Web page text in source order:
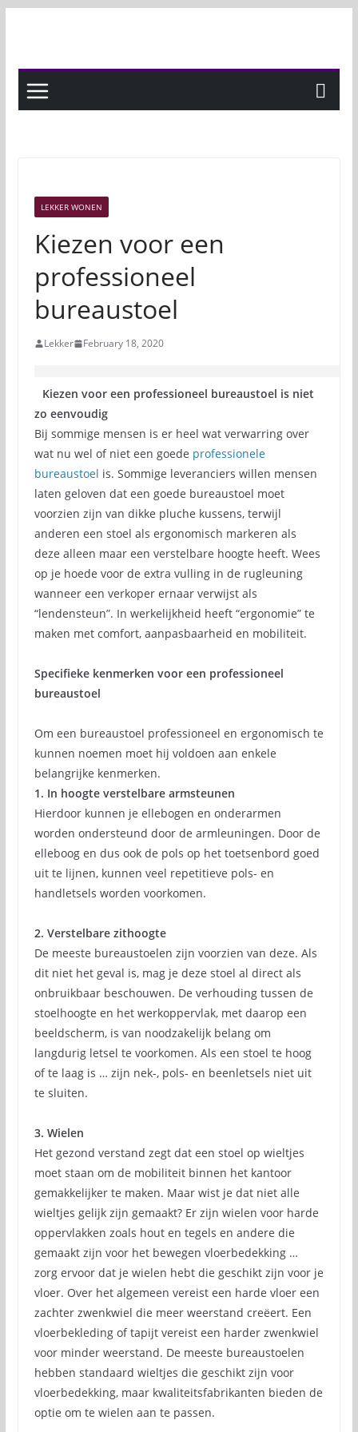
LEKKER WONEN
Kiezen voor een
professioneel
bureaustoel
Lekker February 18, 2020
Kiezen voor een professioneel bureaustoel is niet
zo eenvoudig
Bij sommige mensen is er heel wat verwarring over
wat nu wel of niet een goede professionele
bureaustoel is. Sommige leveranciers willen mensen
laten geloven dat een goede bureaustoel moet
voorzien zijn van dikke pluche kussens, terwijl
anderen een stoel als ergonomisch markeren als
deze alleen maar een verstelbare hoogte heeft. Wees
op je hoede voor de extra vulling in de rugleuning
wanneer een verkoper ernaar verwijst als
“lendensteun”. In werkelijkheid heeft “ergonomie” te
maken met comfort, aanpasbaarheid en mobiliteit.
Specifieke kenmerken voor een professioneel
bureaustoel
Om een bureaustoel professioneel en ergonomisch te
kunnen noemen moet hij voldoen aan enkele
belangrijke kenmerken.
1. In hoogte verstelbare armsteunen
Hierdoor kunnen je ellebogen en onderarmen
worden ondersteund door de armleuningen. Door de
elleboog en dus ook de pols op het toetsenbord goed
uit te lijnen, kunnen veel repetitieve pols- en
handletsels worden voorkomen.
2. Verstelbare zithoogte
De meeste bureaustoelen zijn voorzien van deze. Als
dit niet het geval is, mag je deze stoel al direct als
onbruikbaar beschouwen. De verhouding tussen de
stoelhoogte en het werkoppervlak, met daarop een
beeldscherm, is van noodzakelijk belang om
langdurig letsel te voorkomen. Als een stoel te hoog
of te laag is … zijn nek-, pols- en beenletsels niet uit
te sluiten.
3. Wielen
Het gezond verstand zegt dat een stoel op wieltjes
moet staan ​​om de mobiliteit binnen het kantoor
gemakkelijker te maken. Maar wist je dat niet alle
wieltjes gelijk zijn gemaakt? Er zijn wielen voor harde
oppervlakken zoals hout en tegels en andere die
gemaakt zijn voor het bewegen vloerbedekking …
zorg ervoor dat je wielen hebt die geschikt zijn voor je
vloer. Over het algemeen vereist een harde vloer een
zachter zwenkwiel die meer weerstand creëert. Een
vloerbekleding of tapijt vereist een harder zwenkwiel
voor minder weerstand. De meeste bureaustoelen
hebben standaard wieltjes die geschikt zijn voor
vloerbedekking, maar kwaliteitsfabrikanten bieden de
optie om te wielen aan te passen.